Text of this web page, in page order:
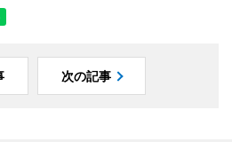
次の記事